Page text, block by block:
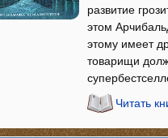
развитие
этом
этому имеет
товарищи
Читать